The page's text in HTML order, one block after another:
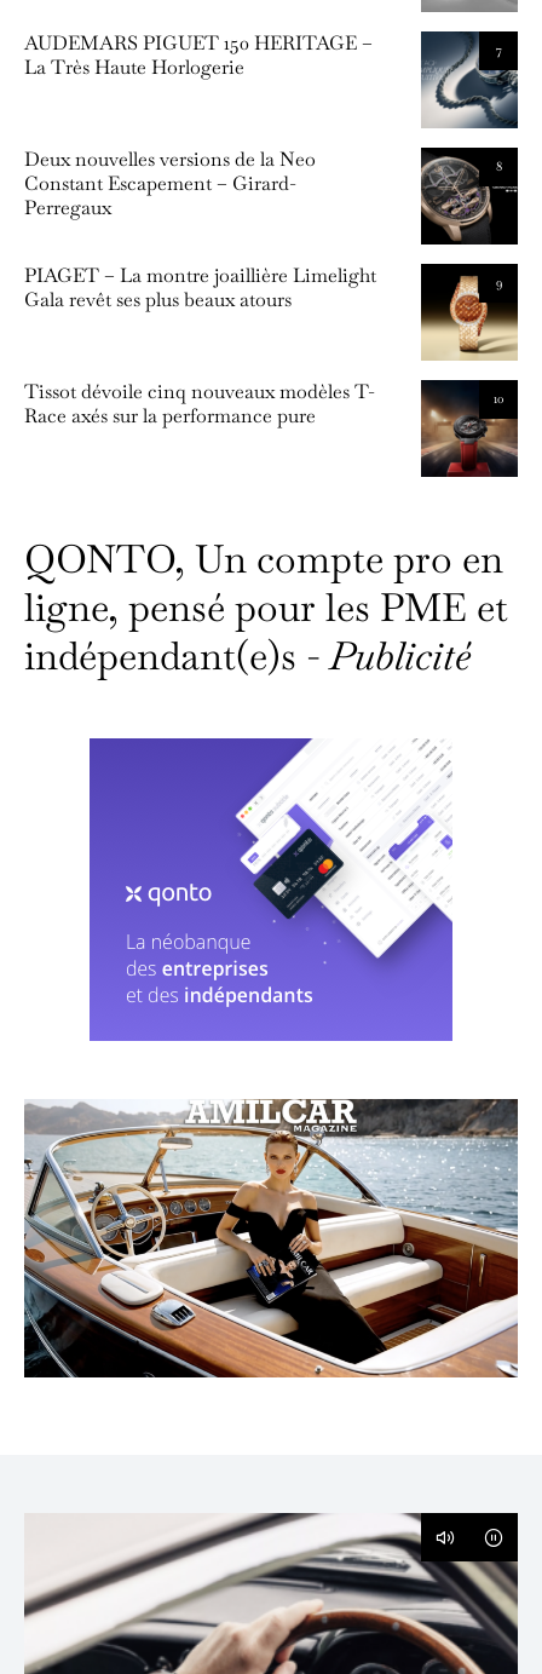
7
AUDEMARS PIGUET 150 HERITAGE –
La Très Haute Horlogerie
8
Deux nouvelles versions de la Neo
Constant Escapement – Girard-
Perregaux
9
PIAGET – La montre joaillière Limelight
Gala revêt ses plus beaux atours
10
Tissot dévoile cinq nouveaux modèles T-
Race axés sur la performance pure
QONTO, Un compte pro en
ligne, pensé pour les PME et
indépendant(e)s -Publicité